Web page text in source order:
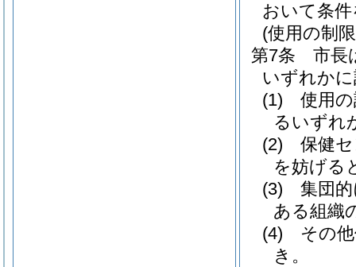
おいて条
(使用の制
第7条
市長
いずれか
(1)
使用
るいずれ
(2)
保健
を妨げる
(3)
集団
ある組織
(4)
その
き。